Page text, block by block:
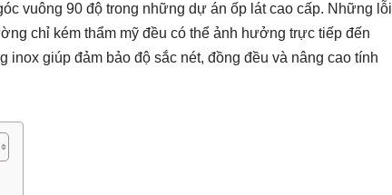
vuông 90 độ trong những dự án ốp lát cao cấp. Những lỗi
chỉ kém thẩm mỹ đều có thể ảnh hưởng trực tiếp đến
inox giúp đảm bảo độ sắc nét, đồng đều và nâng cao tính